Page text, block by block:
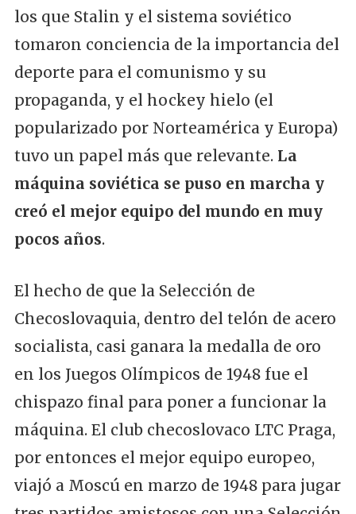
los que Stalin y el sistema soviético
tomaron conciencia de la importancia del
deporte para el comunismo y su
propaganda, y el hockey hielo (el
popularizado por Norteamérica y Europa)
tuvo un papel más que relevante. La
máquina soviética se puso en marcha y
creó el mejor equipo del mundo en muy
pocos años.
El hecho de que la Selección de
Checoslovaquia, dentro del telón de acero
socialista, casi ganara la medalla de oro
en los Juegos Olímpicos de 1948 fue el
chispazo final para poner a funcionar la
máquina. El club checoslovaco LTC Praga,
por entonces el mejor equipo europeo,
viajó a Moscú en marzo de 1948 para jugar